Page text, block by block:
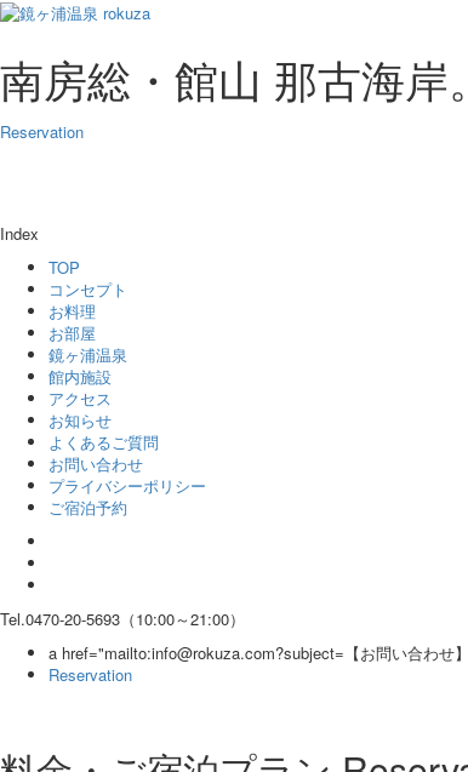
南房総・館山 那古海
Reservation
Index
TOP
コンセプト
お料理
お部屋
鏡ヶ浦温泉
館内施設
アクセス
お知らせ
よくあるご質問
お問い合わせ
プライバシーポリシー
ご宿泊予約
Tel.0470-20-5693（10:00～21:00）
a href="mailto:info@rokuza.com?subject=【お問い合わせ
Reservation